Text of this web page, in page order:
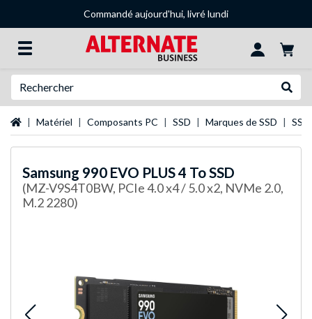
Commandé aujourd'hui, livré lundi
Page d'accueil
Matériel Composants PC SSD Marques de SSD
Samsung 990 EVO PLUS 4 To SSD
(MZ-V9S4T0BW, PCIe 4.0 x4 / 5.0 x2, NVMe 2.0,
M.2 2280)